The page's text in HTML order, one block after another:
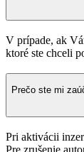
V prípade, ak
ktoré ste chceli
Prečo ste mi
Pri aktivácii